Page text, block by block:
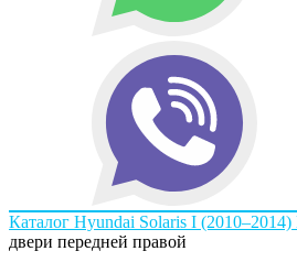
Каталог Hyundai Solaris I (2010–2014)
двери передней правой